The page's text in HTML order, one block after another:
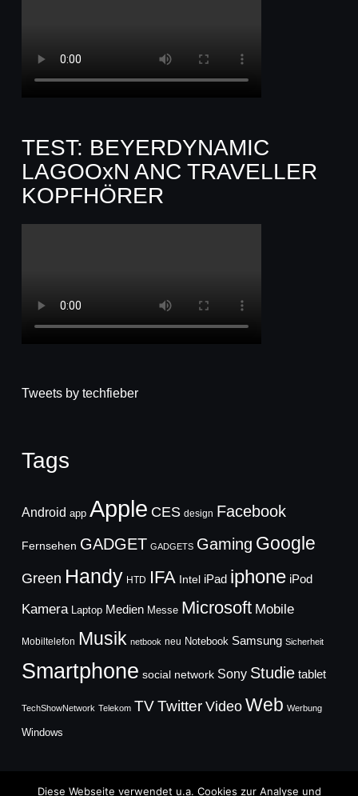
TEST: BEYERDYNAMIC
LAGOOxN ANC TRAVELLER
KOPFHÖRER
Tweets by techfieber
Tags
Android app Apple CES design Facebook
Fernsehen GADGET GADGETS Gaming Google
Green Handy HTD IFA Intel iPad iphone iPod
Kamera Laptop Medien Messe Microsoft Mobile
Mobiltelefon Musik netbook neu Notebook Samsung Sicherheit
Smartphone social network Sony Studie tablet
TechShowNetwork Telekom TVTwitter Video Web Werbung
Windows
Diese Webseite verwendet u.a. Cookies zur Analyse und